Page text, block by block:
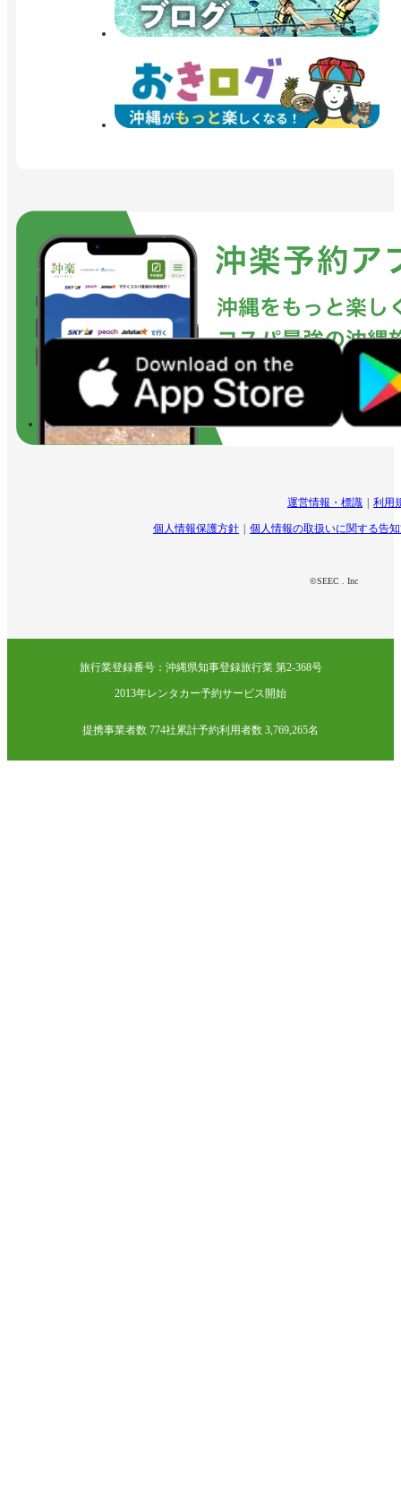
運営情報・標識 利用
個人情報保護方針 個人情報の取扱いに関する告
©SEEC . Inc
旅行業登録番号：沖縄県知事登録旅行業 第2-368号
2013年レンタカー予約サービス開始
提携事業者数 774社累計予約利用者数 3,769,265名